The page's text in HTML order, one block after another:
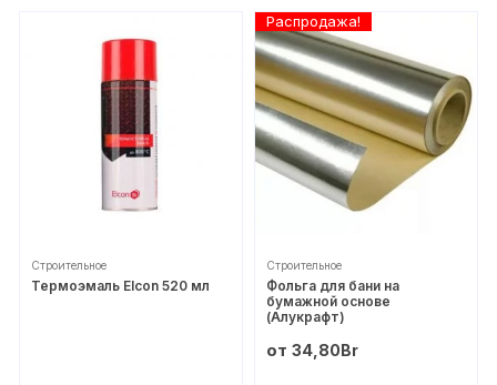
Строительное
Термоэмаль Elcon 520 мл
Распродажа!
Строительное
Фольга для бани на
бумажной основе
(Алукрафт)
от 34,80Br